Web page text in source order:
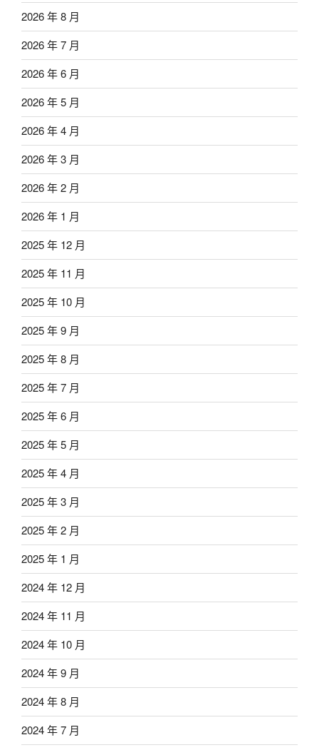
2026 年 8 月
2026 年 7 月
2026 年 6 月
2026 年 5 月
2026 年 4 月
2026 年 3 月
2026 年 2 月
2026 年 1 月
2025 年 12 月
2025 年 11 月
2025 年 10 月
2025 年 9 月
2025 年 8 月
2025 年 7 月
2025 年 6 月
2025 年 5 月
2025 年 4 月
2025 年 3 月
2025 年 2 月
2025 年 1 月
2024 年 12 月
2024 年 11 月
2024 年 10 月
2024 年 9 月
2024 年 8 月
2024 年 7 月